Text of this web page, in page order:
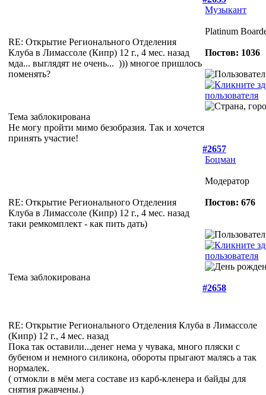
RE: Открытие Регионального Отделения
Клуба в Лимассоле (Кипр) 12 г., 4 мес. назад
мда... выглядят не очень... ))) многое пришлось
поменять?
Музыкант
Platinum
Постов: 1036
Тема заблокирована
Не могу пройти мимо безобразия. Так и хочется
принять участие!
#2657
RE: Открытие Регионального Отделения
Клуба в Лимассоле (Кипр) 12 г., 4 мес. назад
таки ремкомплект - как пить дать)
Боцман
Модератор
Постов: 676
Тема заблокирована
#2658
RE: Открытие Регионального Отделения Клуба в Лимассоле
(Кипр) 12 г., 4 мес. назад
Пока так оставили...денег нема у чувака, много пляски с
бубеном и немного силикона, обороты прыгают малясь а так
нормалек.
( отмокли в мём мега составе из карб-кленера и байды для
снятия ржавчены.)